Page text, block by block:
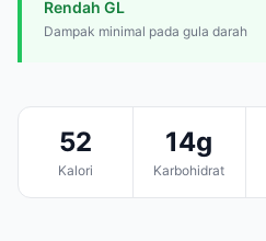
Rendah GL
Dampak minimal pada gula darah
52
Kalori
14g
Karbohidrat